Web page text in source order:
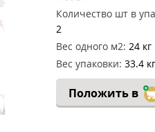
Количество шт в
2
Вес одного м2: 24 кг
Вес упаковки: 33.4 кг
Положить в